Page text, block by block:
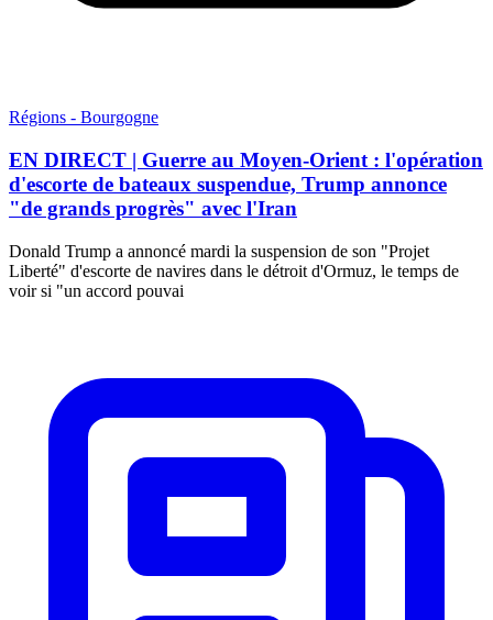
Régions - Bourgogne
EN DIRECT | Guerre au Moyen-Orient : l'opération
d'escorte de bateaux suspendue, Trump annonce
"de grands progrès" avec l'Iran
Donald Trump a annoncé mardi la suspension de son "Projet
Liberté" d'escorte de navires dans le détroit d'Ormuz, le temps de
voir si "un accord pouvai